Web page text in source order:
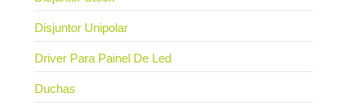
Disjuntor Unipolar
Driver Para Painel De Led
Duchas